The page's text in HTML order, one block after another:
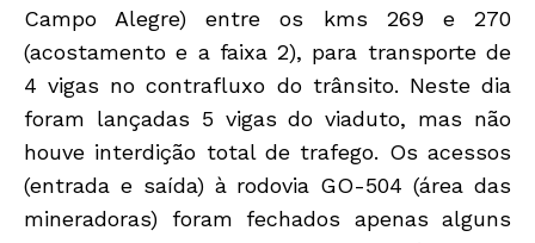
Campo Alegre) entre os kms 269 e 270
(acostamento e a faixa 2), para transporte de
4 vigas no contrafluxo do trânsito. Neste dia
foram lançadas 5 vigas do viaduto, mas não
houve interdição total de trafego. Os acessos
(entrada e saída) à rodovia GO-504 (área das
mineradoras) foram fechados apenas alguns